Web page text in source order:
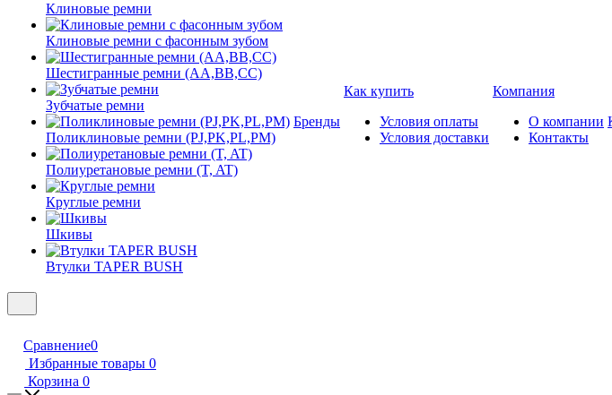
Клиновые ремни
Клиновые ремни с фасонным зубом
Шестигранные ремни (AA,BB,CC)
Зубчатые ремни
Поликлиновые ремни (PJ,PK,PL,PM)
Полиуретановые ремни (T, AT)
Круглые ремни
Шкивы
Втулки TAPER BUSH
Бренды
Как купить
Условия оплаты
Условия доставки
Компания
О компании
Контакты
Сравнение0
Избранные товары 0
Корзина 0